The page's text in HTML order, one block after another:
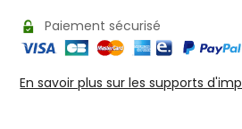
Paiement sécurisé
En savoir plus sur les supports